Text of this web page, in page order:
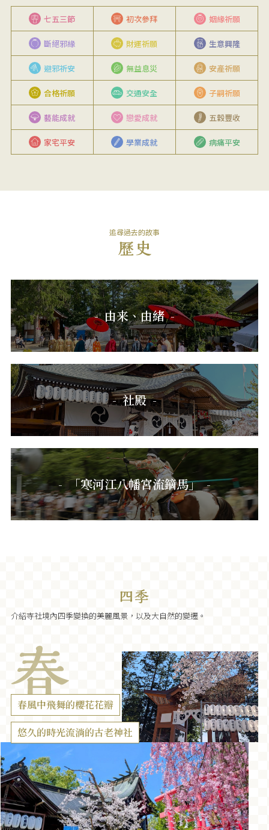
七五三節 初次參拜 姻緣祈願
斷絕邪緣 財運祈願 生意興隆
避邪祈安 無益息災 安產祈願
合格祈願 交通安全 子嗣祈願
藝能成就 戀愛成就 五穀豐收
家宅平安 學業成就 病痛平安
追尋過去的故事
由来、由緒
社殿
「寒河江八幡宮流鏑馬」
介紹寺社境內四季變換的美麗風景，以及大自然的變遷。
春風中飛舞的櫻花花瓣
悠久的時光流淌的古老神社